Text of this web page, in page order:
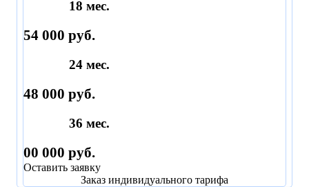
18 мес.
54 000 руб.
24 мес.
48 000 руб.
36 мес.
00 000 руб.
Оставить заявку
Заказ индивидуального тарифа